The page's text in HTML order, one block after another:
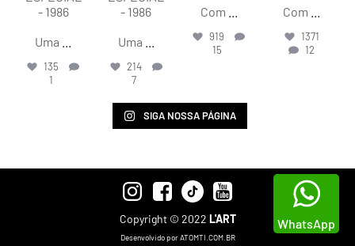
- 1986
Uma
135
1
- 1986
Uma
214
7
Com
919
15
Com
1371
12
SIGA NOSSA PÁGINA
Copyright © 2022 L'ART
Desenvolvido por ATOMTI.COM.BR
WhatsApp